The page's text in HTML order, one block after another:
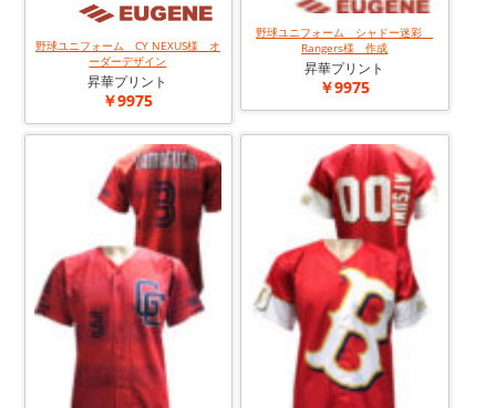
野球ユニフォーム CY NEXUS様 オ
ーダーデザイン
昇華プリント
￥9975
野球ユニフォーム シャドー迷彩
Rangers様 作成
昇華プリント
￥9975